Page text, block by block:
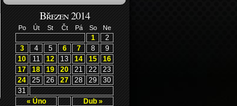
Březen 2014
Po Út St Čt Pá So Ne
« Úno Dub »
1
2
3
4 5 6 7 8
9
10
11 12 13 14 15
16
17
18 19 20 21 22
23
24
25 26 27 28 29
30
31